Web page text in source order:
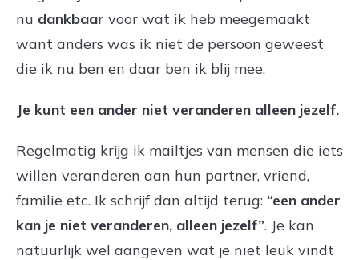
nu dankbaar voor wat ik heb meegemaakt
want anders was ik niet de persoon geweest
die ik nu ben en daar ben ik blij mee.
Je kunt een ander niet veranderen alleen jezelf.
Regelmatig krijg ik mailtjes van mensen die iets
willen veranderen aan hun partner, vriend,
familie etc. Ik schrijf dan altijd terug: “een ander
kan je niet veranderen, alleen jezelf”. Je kan
natuurlijk wel aangeven wat je niet leuk vindt